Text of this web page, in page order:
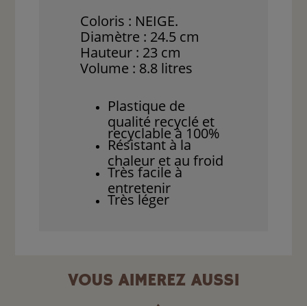
Coloris : NEIGE.
Diamètre : 24.5 cm
Hauteur : 23 cm
Volume : 8.8 litres
Plastique de
qualité recyclé et
recyclable à 100%
Résistant à la
chaleur et au froid
Très facile à
entretenir
Très léger
VOUS AIMEREZ AUSSI